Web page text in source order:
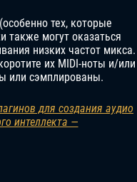
тех, которые
также могут оказаться
низких частот микса.
их MIDI-ноты и/или
или сэмплированы.
для создания аудио
интеллекта —